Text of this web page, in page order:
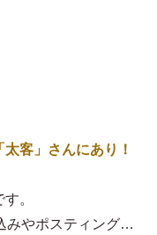
客」さんにあり！
。
みやポスティング…